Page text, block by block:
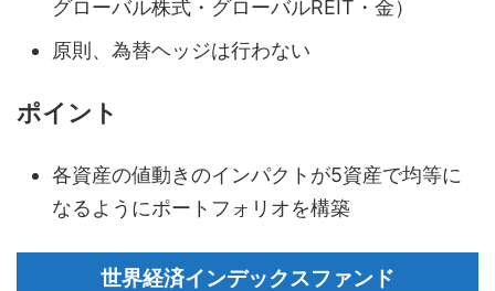
グローバル株式・グローバルREIT・金）
原則、為替ヘッジは行わない
ポイント
各資産の値動きのインパクトが5資産で均等に
なるようにポートフォリオを構築
世界経済インデックスファンド